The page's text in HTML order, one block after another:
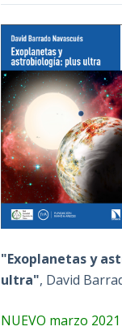
"Exoplanetas y
ultra", David
NUEVO marzo 2021